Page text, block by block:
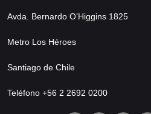
Avda. Bernardo O’Higgins 1825
Metro Los Héroes
Santiago de Chile
Teléfono +56 2 2692 0200